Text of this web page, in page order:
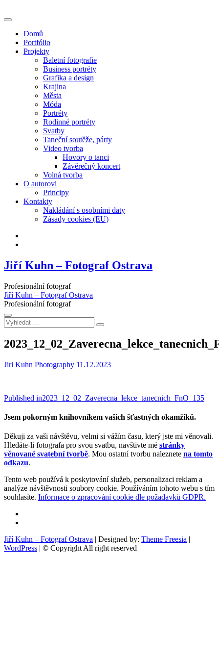
to
Domů
Portfólio
Projekty
Baletní fotografie
Business portréty
Grafika a design
Krajina
Města
Móda
Portréty
Rodinné portréty
Svatby
Taneční soutěže, párty
Video tvorba
Hovory o tanci
Závěrečný koncert
Volná tvorba
O autorovi
Principy
Kontakty
Nakládání s osobními daty
Zásady cookies (EU)
Jiří Kuhn – Fotograf Ostrava
Profesionální fotograf
Jiří Kuhn – Fotograf Ostrava
Profesionální fotograf
Vyhledat
…
Jiri Kuhn Photography 11.12.2023
Navigace
pro
Published in2023_12_02_Zaverecna_lekce_tanecnich_FnO_135
Jsem pokorným knihovníkem vašich šťastných okamžiků.
Děkuji za vaši návštěvu, velmi si vážím času, který jste mi věnovali.
Hledáte-li fotografa pro svou svatbu, navštivte mé stránky
věnované svatební tvorbě. Mou ostatní tvorbu naleznete na tomto
odkazu.
Tento web používá k poskytování služeb, personalizaci reklam a
analýze návštěvnosti soubory cookie. Používáním tohoto webu s tím
souhlasíte. Informace o zpracování cookie dle požadavků GDPR.
Jiří Kuhn – Fotograf Ostrava | Designed by: Theme Freesia |
WordPress | © Copyright All right reserved